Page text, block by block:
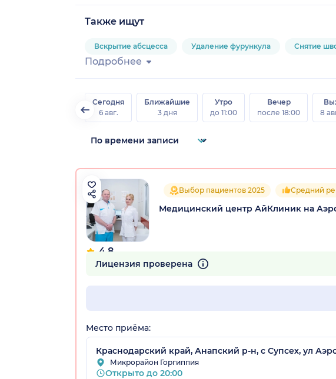
Также ищут
Вскрытие абсцесса Удаление фурункула Снятие
Подробнее
Сегодня
6 авг.
Ближайшие
3 дня
Утро
до 11:00
Вечер
после 18:00
8
4.8
167 отзывов
Выбор пациентов 2025 Средний
Медицинский центр АйКлиник на
Лицензия проверена
Место приёма:
Краснодарский край, Анапский р-н, с Супсех, ул
Микрорайон Горгиппия
Открыто до 20:00